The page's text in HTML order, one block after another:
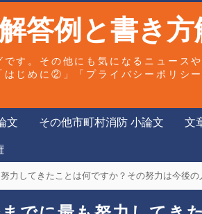
答例と書き方
す。その他にも気になるニュース
じめに②」「プライバシーポリシ
文 その他市町村消防 小論文 文
すか？その努力は今後の人生にどのように活かされると思います